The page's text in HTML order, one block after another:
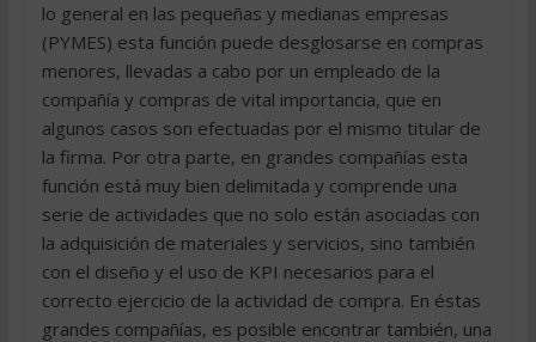
lo general en las pequeñas y medianas empresas
(PYMES) esta función puede desglosarse en compras
menores, llevadas a cabo por un empleado de la
compañía y compras de vital importancia, que en
algunos casos son efectuadas por el mismo titular de
la firma. Por otra parte, en grandes compañías esta
función está muy bien delimitada y comprende una
serie de actividades que no solo están asociadas con
la adquisición de materiales y servicios, sino también
con el diseño y el uso de KPI necesarios para el
correcto ejercicio de la actividad de compra. En éstas
grandes compañías, es posible encontrar también, una